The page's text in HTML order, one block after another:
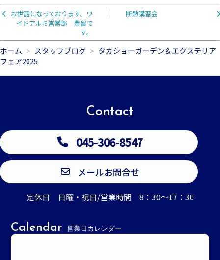
断熱講習会
お世話になっております。ワ
イドアルミ営業部 豊留で
す。
ホーム スタッフブログ
タカショーガーデン＆エクステリア
フェア2025
Contact
045-306-8547
メールお問合せ
定休日 日曜・祝日/営業時間 8：30～17：30
Calendar 営業日カレンダー